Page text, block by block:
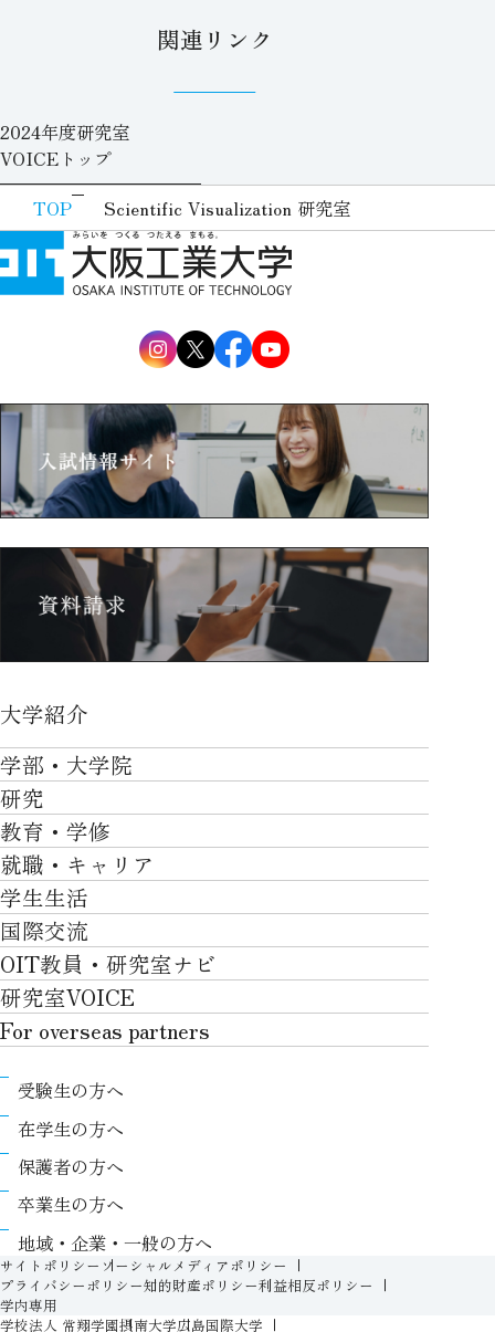
関連リンク
2024年度研究室
VOICEトップ
TOP
Scientific Visualization 研究室
大学紹介
大学紹介TOP
OVER THE LIMIT
大学について
施設一覧
社会・地域・高大連携
川上村での取り組み
アクセス
ポリシー/コンプライアンス
卒業生VOICE
学部・大学院
学部・大学院TOP
工学部
ロボティクス＆デザイン工学部
情報科学部
知的財産学部
工学研究科
ロボティクス＆デザイン工学研究科
知的財産専門職大学院
研究
研究TOP
研究について
産官学連携
教育・学修
教育・学修TOP
卒業時質保証を担う独自の教育システム
自律学修
学習支援
リカレント教育プログラム
高大接続
教職課程
教育センター
履修、授業、試験について
シラバス
FD活動
教務事項に関するQ&A
入学準備プログラム
就職・キャリア
就職・キャリアTOP
就職サポート
キャリア形成
インターンシップ
学生生活
学生生活TOP
キャンパスライフ
課外活動
学費
奨学金
生活支援
情報センター
証明書発行について（在学生向け）
保健室
学生生活に関する相談窓口
学生相談室
国際交流
国際交流TOP
グローバルな人材育成
国際交流プログラムについて
国際交流プログラムのサポート体制等
キャンパス内での国際交流
国際交流センター
協定校
For foreigners
OIT教員・研究室ナビ
研究室VOICE
For overseas partners
About
Research
International (Exchange students / Overseas
partners)
Contact
受験生の方へ
在学生の方へ
保護者の方へ
卒業生の方へ
地域・企業・一般の方へ
サイトポリシー ソーシャルメディアポリシー
プライバシーポリシー知的財産ポリシー利益相反ポリシー
学内専用
学校法人 常翔学園摂南大学広島国際大学